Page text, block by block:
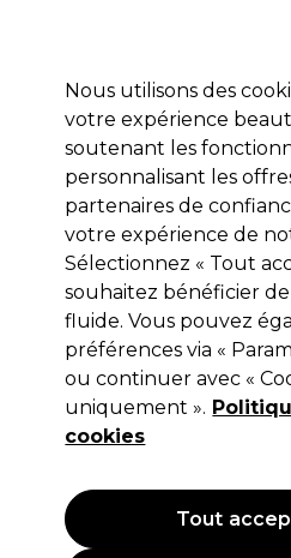
Marques Bons plans Coiffure
Livraison et
lire la
Marques
Filters
Nous utilisons des
votre expérience
soutenant les
personnalisant les
partenaires de
votre expérience de
Sélectionnez « Tout
souhaitez bénéficier
fluide. Vous pouvez
préférences via «
ou continuer avec «
uniquement ».
cookies
Tout